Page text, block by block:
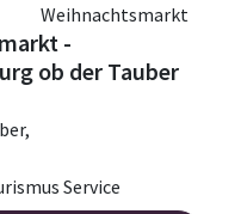
Weihnachtsmarkt
-
ob der Tauber
Service